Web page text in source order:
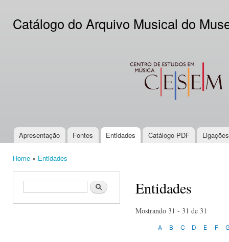
Catálogo do Arquivo Musical do
CESEM
Main menu
Apresentação Fontes Entidades Catálogo PDF
Home » Entidades
Search form Search Entidades
Mostrando 31 - 31 de 31
A B C D E F